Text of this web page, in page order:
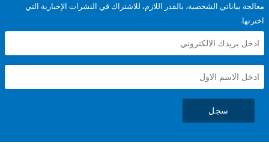
الشخصية، بالقدر اللازم، للاشتراك في النشرات الإخبارية التي